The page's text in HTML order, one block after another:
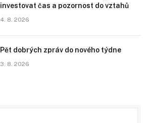
investovat čas a pozornost do vztahů
4. 8. 2026
Pět dobrých zpráv do nového týdne
3. 8. 2026